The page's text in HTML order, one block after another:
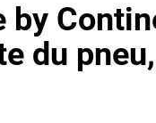
by
du